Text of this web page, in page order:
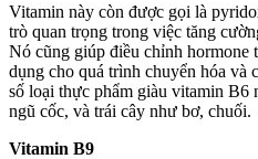
Vitamin này còn được gọi là
trò quan trọng trong việc tăng
Nó cũng giúp điều chỉnh
dụng cho quá trình chuyển hóa và
số loại thực phẩm giàu vitamin B6
ngũ cốc, và trái cây như bơ, chuối.
Vitamin B9